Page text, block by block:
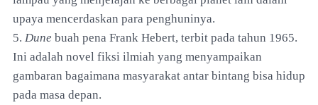
upaya mencerdaskan para penghuninya.
5. Dune buah pena Frank Hebert, terbit pada tahun 1965.
Ini adalah novel fiksi ilmiah yang menyampaikan
gambaran bagaimana masyarakat antar bintang bisa hidup
pada masa depan.